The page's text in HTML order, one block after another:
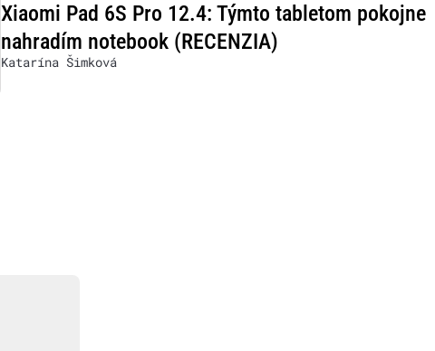
Xiaomi Pad 6S Pro 12.4: Týmto tabletom pokojne
nahradím notebook (RECENZIA)
Katarína Šimková